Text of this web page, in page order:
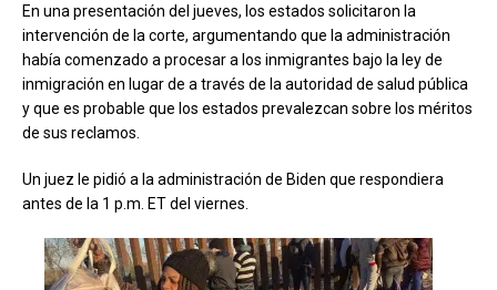
En una presentación del jueves, los estados solicitaron la
intervención de la corte, argumentando que la administración
había comenzado a procesar a los inmigrantes bajo la ley de
inmigración en lugar de a través de la autoridad de salud pública
y que es probable que los estados prevalezcan sobre los méritos
de sus reclamos.
Un juez le pidió a la administración de Biden que respondiera
antes de la 1 p.m. ET del viernes.